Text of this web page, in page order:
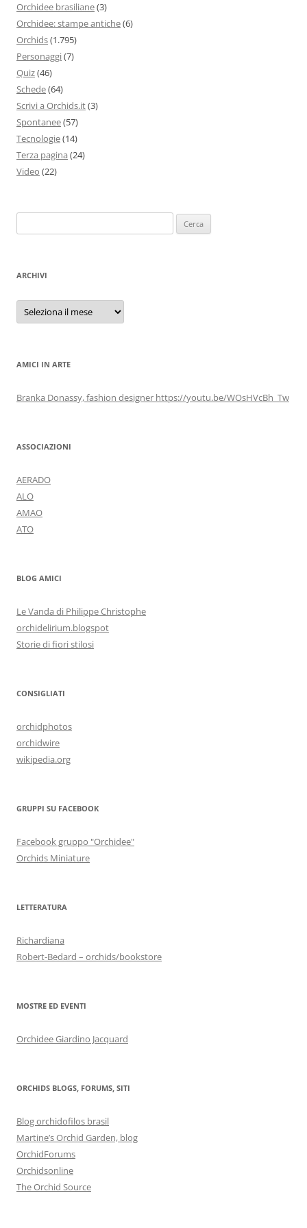
Orchidee brasiliane(3)
Orchidee: stampe antiche(6)
Orchids(1.795)
Personaggi(7)
Quiz(46)
Schede(64)
Scrivi a Orchids.it(3)
Spontanee(57)
Tecnologie(14)
Terza pagina (24)
Video (22)
per:
ARCHIVI
Archivi
AMICI IN ARTE
Branka Donassy, fashion designer https://youtu.be/WOsHVcBh_Tw
ASSOCIAZIONI
AERADO
ALO
AMAO
ATO
BLOG AMICI
Le Vanda di Philippe Christophe
orchidelirium.blogspot
Storie di fiori stilosi
CONSIGLIATI
orchidphotos
orchidwire
wikipedia.org
GRUPPI SU FACEBOOK
Facebook gruppo "Orchidee"
Orchids Miniature
LETTERATURA
Richardiana
Robert-Bedard – orchids/bookstore
MOSTRE ED EVENTI
Orchidee Giardino Jacquard
ORCHIDS BLOGS, FORUMS, SITI
Blog orchidofilos brasil
Martine’s Orchid Garden, blog
OrchidForums
Orchidsonline
The Orchid Source